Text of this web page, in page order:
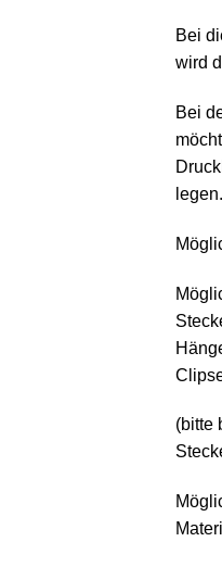
Bei
wird
Bei
legen.
(bitte